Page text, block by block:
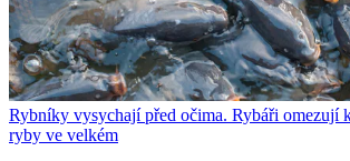
Rybníky vysychají před očima. Rybáři omezují
ryby ve velkém